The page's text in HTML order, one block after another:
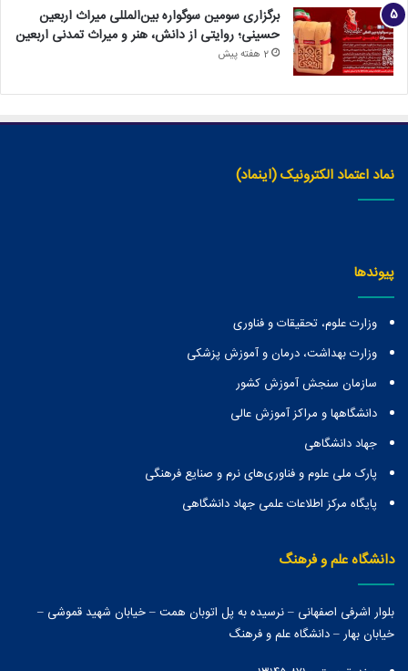
برگزاری سومین سوگواره بین‌المللی میراث اربعین
حسینی؛ روایتی از دانش، هنر و میراث تمدنی اربعین
2 هفته پیش
نماد اعتماد الکترونیک (اینماد)
پیوندها
وزارت علوم، تحقیقات و فناوری
وزارت بهداشت، درمان و آموزش پزشکی
سازمان سنجش آموزش کشور
دانشگاهها و مراكز آموزش عالی
جهاد دانشگاهی
پارک ملی علوم و فناوری‌های نرم و صنایع فرهنگی
پایگاه مرکز اطلاعات علمی جهاد دانشگاهی
دانشگاه علم و فرهنگ
بلوار اشرفی اصفهانی – نرسیده به پل اتوبان همت – خیابان شهید قموشی –
خیابان بهار – دانشگاه علم و فرهنگ